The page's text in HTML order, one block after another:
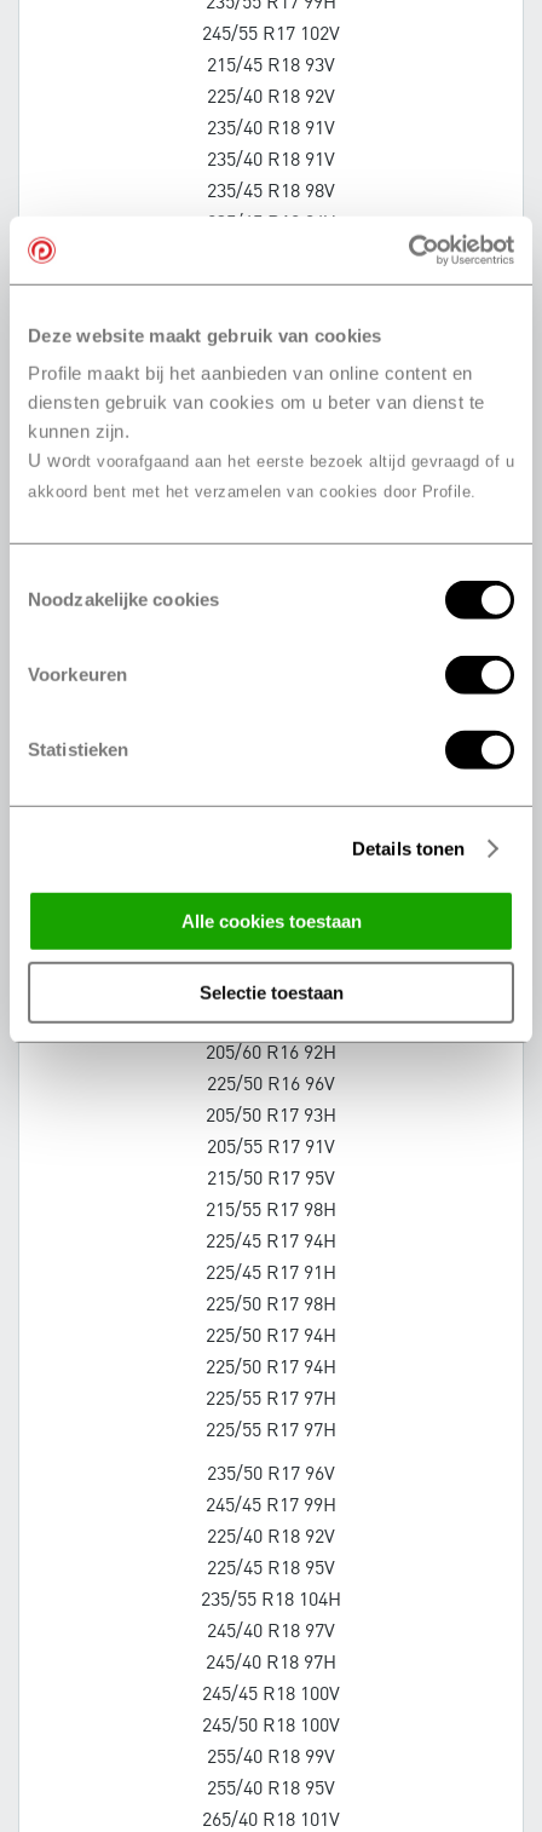
Deze website maakt gebruik van cookies
Profile maakt bij het aanbieden van online content en
diensten gebruik van cookies om u beter van dienst te
kunnen zijn.
U wordt voorafgaand aan het eerste bezoek altijd gevraagd of u
akkoord bent met het verzamelen van cookies door Profile.
Noodzakelijke cookies
Voorkeuren
Statistieken
Details tonen
alle cookies toestaan
selectie toestaan
245/55 R17 102V
215/45 R18 93V
225/40 R18 92V
235/40 R18 91V
235/40 R18 91V
235/45 R18 98V
235/45 R18 94V
295/35 R18 99V
235/40 R19 92V
255/35 R19 96V
255/45 R19 100V
295/30 R19 100V
245/40 R20 99V
275/30 R20 97W
295/30 R20 97V
305/30 R20 103W
325/30 R20 106W
205/55 R16 94V
205/55 R16 94V
205/60 R16 92H
225/50 R16 96V
205/50 R17 93H
205/55 R17 91V
215/50 R17 95V
215/55 R17 98H
225/45 R17 94H
225/45 R17 91H
225/50 R17 98H
225/50 R17 94H
225/50 R17 94H
225/55 R17 97H
225/55 R17 97H
235/50 R17 96V
245/45 R17 99H
225/40 R18 92V
225/45 R18 95V
235/55 R18 104H
245/40 R18 97V
245/40 R18 97H
245/45 R18 100V
245/50 R18 100V
255/40 R18 99V
255/40 R18 95V
265/40 R18 101V